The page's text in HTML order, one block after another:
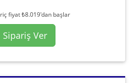
fiyat ₺8.019'dan başlar
Sipariş Ver